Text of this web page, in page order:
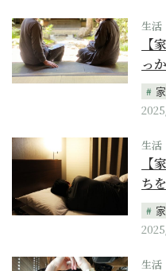
生活
【
っ
生活
【
ち
生活